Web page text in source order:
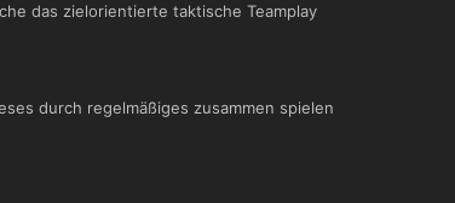
das zielorientierte taktische Teamplay
durch regelmäßiges zusammen spielen